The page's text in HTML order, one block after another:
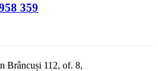
359
Brâncuși 112, of. 8,